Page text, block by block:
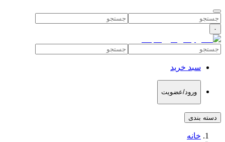
۰
سبد خرید
ورود/عضویت
دسته بندی
خانه